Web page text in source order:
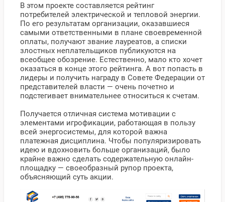
В этом проекте составляется рейтинг
потребителей электрической и тепловой энергии.
По его результатам организации, оказавшиеся
самыми ответственными в плане своевременной
оплаты, получают звание лауреатов, а списки
злостных неплательщиков публикуются на
всеобщее обозрение. Естественно, мало кто хочет
оказаться в конце этого рейтинга. А вот попасть в
лидеры и получить награду в Совете Федерации от
представителей власти — очень почетно и
подстегивает внимательнее относиться к счетам.
Получается отличная система мотивации с
элементами игрофикации, работающая в пользу
всей энергосистемы, для которой важна
платежная дисциплина. Чтобы популяризировать
идею и вдохновить больше организаций, было
крайне важно сделать содержательную онлайн-
площадку — своеобразный рупор проекта,
объясняющий суть акции.